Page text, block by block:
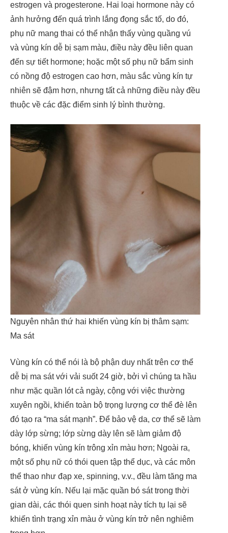
estrogen và progesterone. Hai loại hormone này có
ảnh hưởng đến quá trình lắng đọng sắc tố, do đó,
phụ nữ mang thai có thể nhận thấy vùng quầng vú
và vùng kín dễ bị sạm màu, điều này đều liên quan
đến sự tiết hormone; hoặc một số phụ nữ bẩm sinh
có nồng độ estrogen cao hơn, màu sắc vùng kín tự
nhiên sẽ đậm hơn, nhưng tất cả những điều này đều
thuộc về các đặc điểm sinh lý bình thường.
Nguyên nhân thứ hai khiến vùng kín bị thâm sạm:
Ma sát
Vùng kín có thể nói là bộ phận duy nhất trên cơ thể
dễ bị ma sát với vải suốt 24 giờ, bởi vì chúng ta hầu
như mặc quần lót cả ngày, cộng với việc thường
xuyên ngồi, khiến toàn bộ trọng lượng cơ thể đè lên
đó tạo ra “ma sát mạnh”. Để bảo vệ da, cơ thể sẽ làm
dày lớp sừng; lớp sừng dày lên sẽ làm giảm độ
bóng, khiến vùng kín trông xỉn màu hơn; Ngoài ra,
một số phụ nữ có thói quen tập thể dục, và các môn
thể thao như đạp xe, spinning, v.v., đều làm tăng ma
sát ở vùng kín. Nếu lại mặc quần bó sát trong thời
gian dài, các thói quen sinh hoạt này tích tụ lại sẽ
khiến tình trạng xỉn màu ở vùng kín trở nên nghiêm